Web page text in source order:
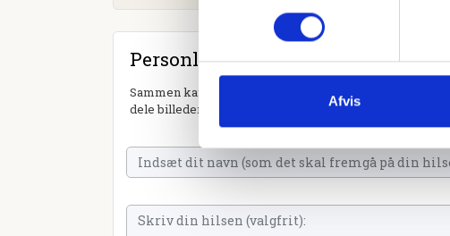
Afvis
Personlig hilsen
Sammen kan vi mindes Hans Peter Kirkegaard. Du kan
dele billeder og video eller blot sende et hjerte eller en